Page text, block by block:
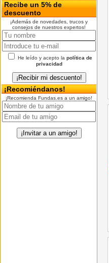
Recibe un 5% de
descuento
¡Además de novedades, trucos y
consejos de nuestros expertos!
He leído y acepto la política de
privacidad
¡Recomiéndanos!
¡Recomienda Fundas.es a un amigo!